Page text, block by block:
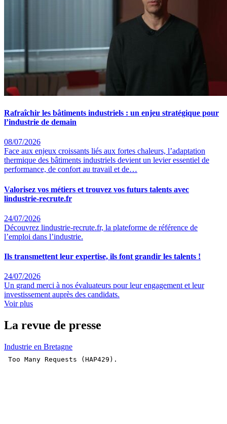
Rafraîchir les bâtiments industriels : un enjeu stratégique pour
l’industrie de demain
08/07/2026
Face aux enjeux croissants liés aux fortes chaleurs, l’adaptation
thermique des bâtiments industriels devient un levier essentiel de
performance, de confort au travail et de…
Valorisez vos métiers et trouvez vos futurs talents avec
lindustrie-recrute.fr
24/07/2026
Découvrez lindustrie-recrute.fr, la plateforme de référence de
l’emploi dans l’industrie.
Ils transmettent leur expertise, ils font grandir les talents !
24/07/2026
Un grand merci à nos évaluateurs pour leur engagement et leur
investissement auprès des candidats.
Voir plus
La revue de presse
Industrie en Bretagne